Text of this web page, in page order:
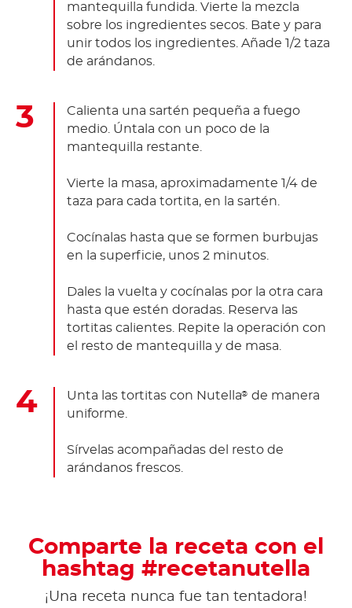
mantequilla fundida. Vierte la mezcla
sobre los ingredientes secos. Bate y para
unir todos los ingredientes. Añade 1/2 taza
de arándanos.
Calienta una sartén pequeña a fuego
medio. Úntala con un poco de la
mantequilla restante.
Vierte la masa, aproximadamente 1/4 de
taza para cada tortita, en la sartén.
Cocínalas hasta que se formen burbujas
en la superficie, unos 2 minutos.
Dales la vuelta y cocínalas por la otra cara
hasta que estén doradas. Reserva las
tortitas calientes. Repite la operación con
el resto de mantequilla y de masa.
Unta las tortitas con Nutella® de manera
uniforme.
Sírvelas acompañadas del resto de
arándanos frescos.
Comparte la receta con el
hashtag #recetanutella
¡Una receta nunca fue tan tentadora!